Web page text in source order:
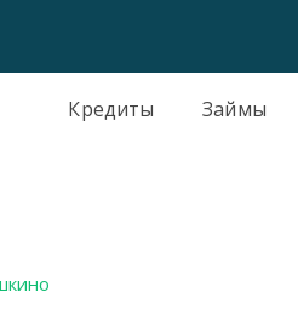
Кредиты Займы